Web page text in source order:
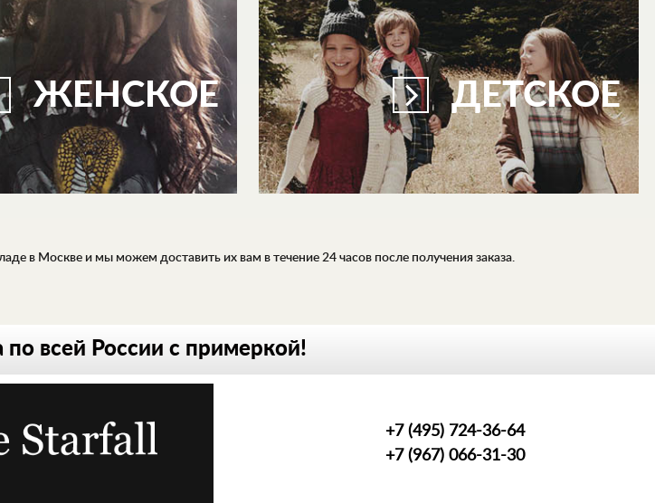
ЖЕНСКОЕ ДЕТСКОЕ
в Москве и мы можем доставить их вам в течение 24 часов после получения заказа.
по всей России с примеркой!
+7 (495) 724-36-64
+7 (967) 066-31-30